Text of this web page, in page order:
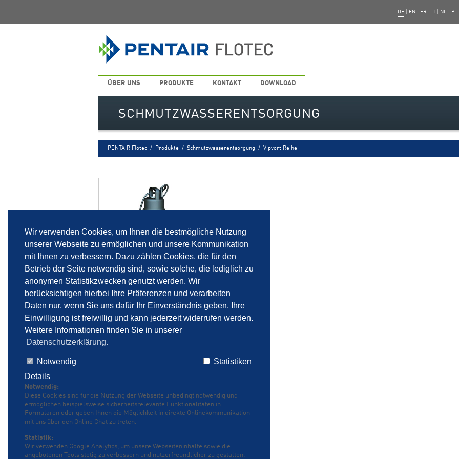
Wir verwenden Cookies, um Ihnen die bestmögliche Nutzung
unserer Webseite zu ermöglichen und unsere Kommunikation
mit Ihnen zu verbessern. Dazu zählen Cookies, die für den
Betrieb der Seite notwendig sind, sowie solche, die lediglich zu
anonymen Statistikzwecken genutzt werden. Wir
berücksichtigen hierbei Ihre Präferenzen und verarbeiten
Daten nur, wenn Sie uns dafür Ihr Einverständnis geben. Ihre
Einwilligung ist freiwillig und kann jederzeit widerrufen werden.
Weitere Informationen finden Sie in unserer
Datenschutzerklärung.
Notwendig
Statistiken
Details
Notwendig:
Diese Cookies sind für die Nutzung der Webseite unbedingt notwendig und
ermöglichen beispielsweise sicherheitsrelevante Funktionalitäten in
Formularen oder geben Ihnen die Möglichkeit in direkte Onlinekommunikation
mit uns über den Online Chat zu treten.
Statistik:
Wir verwenden Google Analytics, um unsere Webseiteninhalte sowie die
angebotenen Tools stetig zu verbessern und nutzerfreundlicher zu gestalten.
DE EN FR IT NL PL
ÜBER UNS PRODUKTE KONTAKT DOWNLOAD
SCHMUTZWASSERENTSORGUNG
PENTAIR Flotec / Produkte / Schmutzwasserentsorgung / Vipvort Reihe
Vip Vort 180 / 6 AUTO
IMPRESSUM